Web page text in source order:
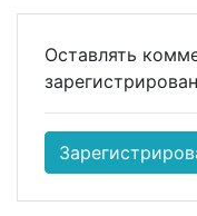
Оставлять